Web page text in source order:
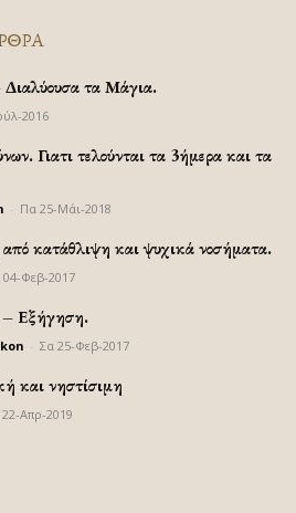
τα Μάγια.
2016
Γιατι τελούνται τα 3ήμερα και τα
Πα 25-Μάι-2018
κατάθλιψη και ψυχικά νοσήματα.
04-Φεβ-2017
Εξήγηση.
Σα 25-Φεβ-2017
και νηστίσιμη
Απρ-2019